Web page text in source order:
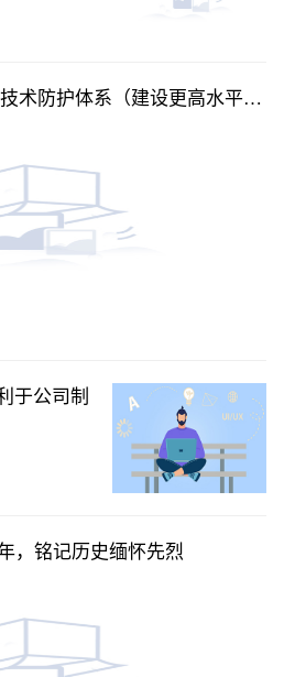
术防护体系（建设更高水平的
于公司制
，铭记历史缅怀先烈